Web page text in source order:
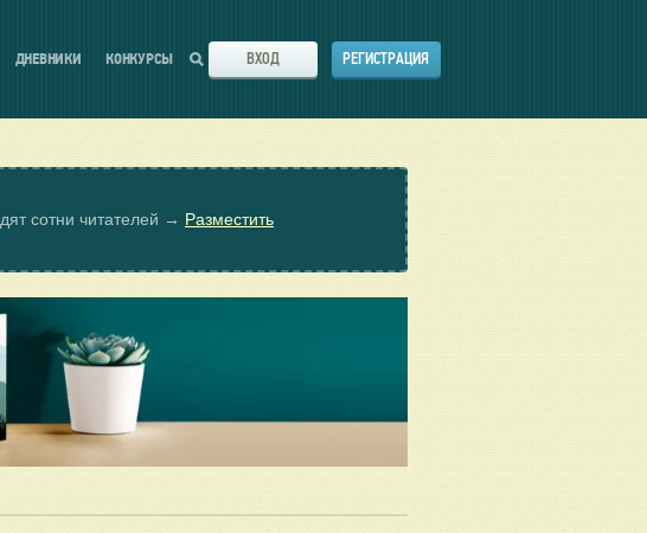
ДНЕВНИКИ КОНКУРСЫ ВХОД РЕГИСТРАЦИЯ
сотни читателей → Разместить